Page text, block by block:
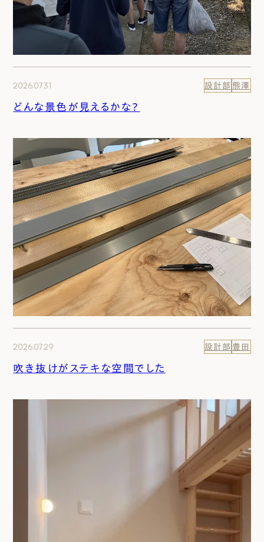
2026.07.31 設計部 熊澤
どんな景色が見えるかな？
2026.07.29 設計部 豊田
吹き抜けがステキな空間でした